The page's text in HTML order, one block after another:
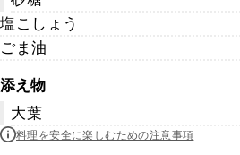
塩こしょう
ごま油
添え物
大葉
料理を安全に楽しむための注意事項